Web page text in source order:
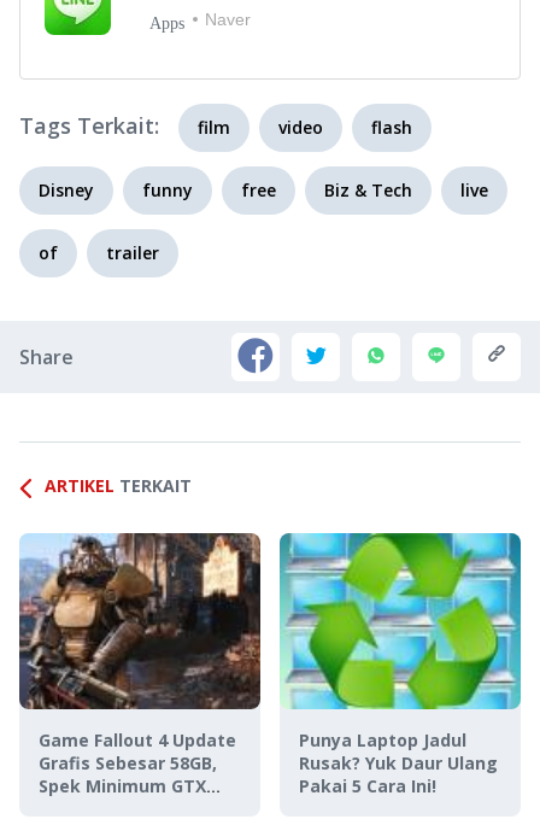
Apps Naver
Tags Terkait: film video flash
Disney funny free Biz & Tech live
of trailer
Share
ARTIKEL TERKAIT
Game Fallout 4 Update
Grafis Sebesar 58GB,
Spek Minimum GTX
Punya Laptop Jadul
Rusak? Yuk Daur Ulang
Pakai 5 Cara Ini!